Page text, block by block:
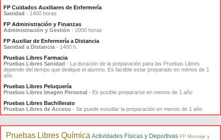
FP Cuidados Auxiliares de Enfermería
Sanidad - 1400 horas
FP Administración y Finanzas
Administración y Gestión - 2000 horas
FP Auxiliar de Enfermería a Distancia
Sanidad a Distancia - 1400 h.
Pruebas Libres Farmacia
Pruebas Libres Sanidad - La duración de la preparación para las Pruebas Libres
depende del tiempo que dedique el alumno. Es factible estar preparado en menos de 1
año
Pruebas Libres Peluquería
Pruebas Libres Imagen Personal - Es posible prepararse en menos de 1 año
Pruebas Libres Bachillerato
Pruebas Libres de Acceso - Se puede estudiar la preparación en menos de 1 año
Pruebas Libres Química Actividades Físicas y Deportivas FP Montaje y